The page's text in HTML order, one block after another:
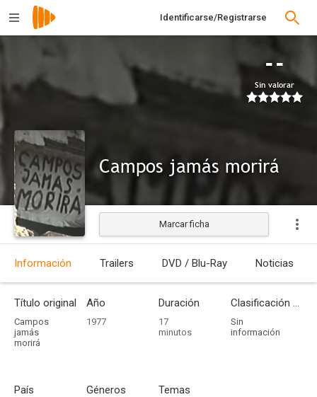
Identificarse/Registrarse
--
Sin valorar
Campos jamás morirá
Marcar ficha
Información Trailers DVD / Blu-Ray Noticias
Título original
Campos
jamás
morirá
Año
1977
Duración
17
minutos
Clasificación por edades
Sin
información
País Géneros Temas